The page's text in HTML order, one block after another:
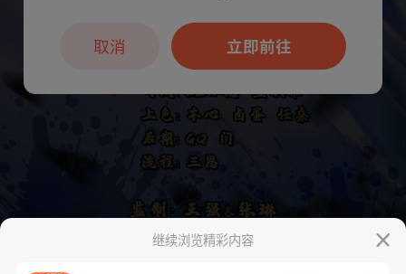
继续浏览精彩内容
本章节仅支持App阅读，可打开App新用
户7天免费看立即前往
取消